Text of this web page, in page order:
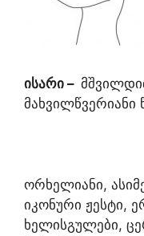
ისარი –
მახვილწვერიანი
ორხელიანი,
იკონური ჟესტი,
ხელისგულები,